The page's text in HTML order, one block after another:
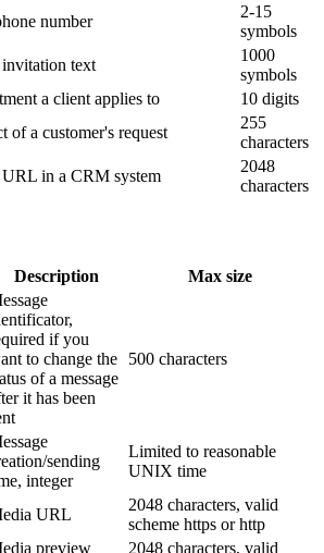
number
2-15
symbols
text
1000
symbols
a client applies to
10 digits
of a customer's request
255
characters
in a CRM system
2048
characters
Description Max size
if you
to change the
of a message
it has been
500 characters
sending
integer
Limited to reasonable
UNIX time
URL
2048 characters, valid
scheme https or http
preview
2048 characters, valid